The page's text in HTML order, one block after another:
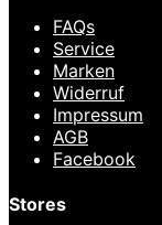
FAQs
Service
Marken
Widerruf
Impressum
AGB
Facebook
Stores